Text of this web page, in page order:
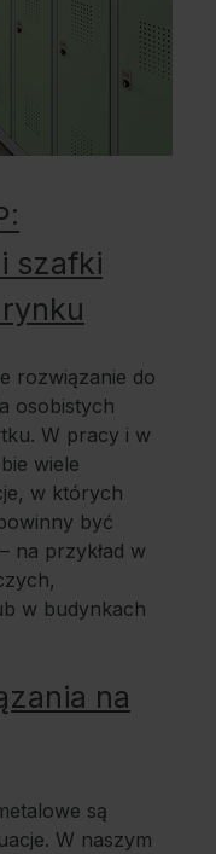
szafki
rozwiązanie do
osobistych
W pracy i w
wiele
w których
być
na przykład w
w budynkach
na
są
W naszym